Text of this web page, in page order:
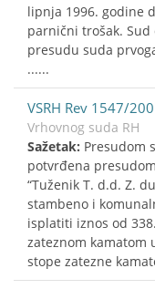
lipnja 1996. godine
parnični trošak.
presudu suda
......
VSRH Rev 1547/
Vrhovnog suda RH
Sažetak: Presudom
potvrđena
“Tuženik T. d.d. Z.
stambeno i
isplatiti iznos od
zateznom kamatom
stope zatezne